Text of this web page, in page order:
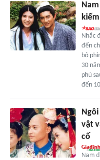
Nhắc
đến
bộ
30
phú
đến
vật
cố
Nam